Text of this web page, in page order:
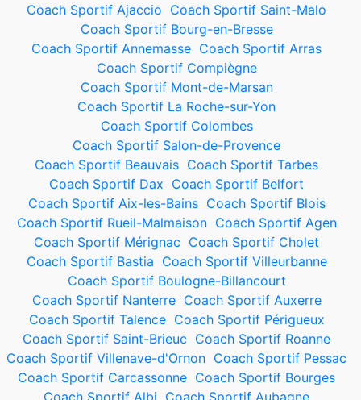
Coach Sportif Ajaccio Coach Sportif Saint-Malo
Coach Sportif Bourg-en-Bresse
Coach Sportif Annemasse Coach Sportif Arras
Coach Sportif Compiègne
Coach Sportif Mont-de-Marsan
Coach Sportif La Roche-sur-Yon
Coach Sportif Colombes
Coach Sportif Salon-de-Provence
Coach Sportif Beauvais Coach Sportif Tarbes
Coach Sportif Dax Coach Sportif Belfort
Coach Sportif Aix-les-Bains Coach Sportif Blois
Coach Sportif Rueil-Malmaison Coach Sportif Agen
Coach Sportif Mérignac Coach Sportif Cholet
Coach Sportif Bastia Coach Sportif Villeurbanne
Coach Sportif Boulogne-Billancourt
Coach Sportif Nanterre Coach Sportif Auxerre
Coach Sportif Talence Coach Sportif Périgueux
Coach Sportif Saint-Brieuc Coach Sportif Roanne
Coach Sportif Villenave-d'Ornon Coach Sportif Pessac
Coach Sportif Carcassonne Coach Sportif Bourges